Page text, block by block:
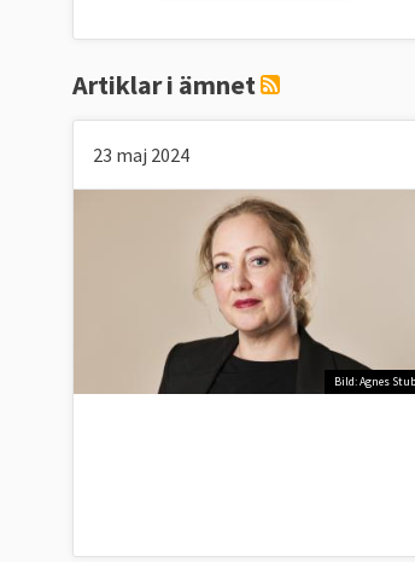
Att vara största parti i
men också i praktiken
kommissionens ordförande.
Åtta partigrupper i
EPP | Konservativa och
Moderaterna och
S&D | Socialdemokrater
Socialdemokraterna
Artiklar i ämnet
23 maj 2024
Bild: Agnes